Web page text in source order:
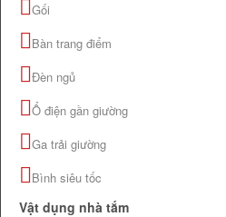
Gối
Bàn trang điểm
Đèn ngủ
Ổ điện gần giường
Ga trải giường
Bình siêu tốc
Vật dụng nhà tắm